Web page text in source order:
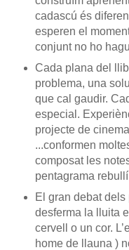
cadascú és
esperen el
conjunt no ho
Cada plana del
problema, una
que cal gaudir.
especial.
projecte de
...conformen
composat les
pentagrama
El gran debat
desferma la lluita
cervell o un cor.
home de llauna )